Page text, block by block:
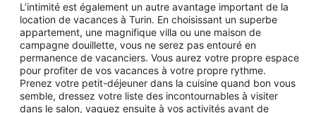
L’intimité est également un autre avantage important de la
location de vacances à Turin. En choisissant un superbe
appartement, une magnifique villa ou une maison de
campagne douillette, vous ne serez pas entouré en
permanence de vacanciers. Vous aurez votre propre espace
pour profiter de vos vacances à votre propre rythme.
Prenez votre petit-déjeuner dans la cuisine quand bon vous
semble, dressez votre liste des incontournables à visiter
dans le salon, vaquez ensuite à vos activités avant de